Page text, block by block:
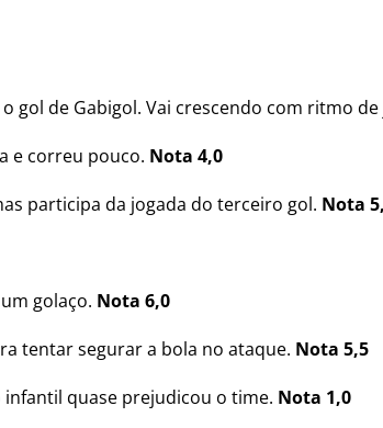
gol de Gabigol. Vai crescendo com ritmo
e correu pouco. Nota 4,0
participa da jogada do terceiro gol. Nota
golaço. Nota 6,0
tentar segurar a bola no ataque. Nota 5,5
infantil quase prejudicou o time. Nota 1,0